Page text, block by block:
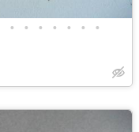
• • • • • • •